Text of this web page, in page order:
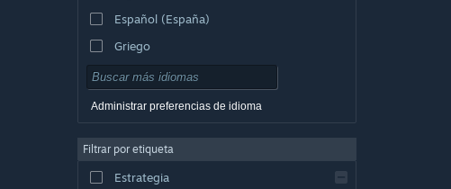
Español (España)
Griego
Administrar preferencias de idioma
Filtrar por etiqueta
Estrategia